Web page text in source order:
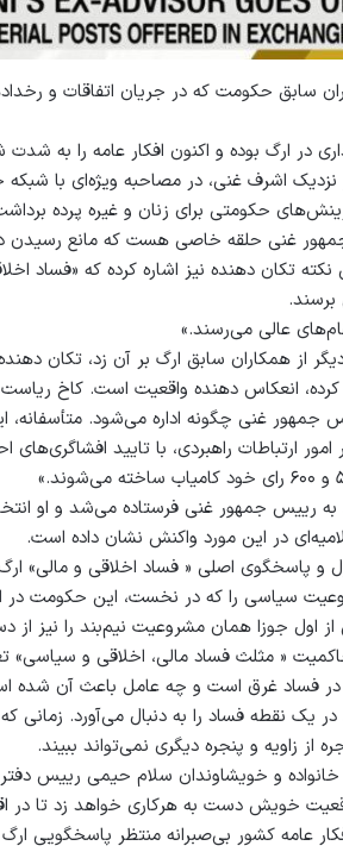
حکومت که در جریان اتفاقات و
در ارگ بوده و اکنون افکار عامه را به
اشرف غنی، در مصاحبه ویژه‌ای با شبکه
حکومتی برای زنان و غیره پرده
غنی حلقه خاصی هست که مانع رسیدن
تکان دهنده نیز اشاره کرده که «فساد
عالی می‌رسند.»
از همکاران سابق ارگ بر آن زد، تکان
انعکاس دهنده واقعیت است. کاخ
غنی چگونه اداره می‌شود. متأسفانه،
ارتباطات راهبردی، با تایید
به رییس جمهور غنی فرستاده می‌شد و او
در این مورد واکنش نشان داده است.
و پاسخگوی اصلی « فساد اخلاقی و مالی»
سیاسی را که در نخست، این حکومت در
اول جوزا همان مشروعیت نیم‌بند را نیز از
« مثلث فساد مالی، اخلاقی و سیاسی»
در فساد غرق است و چه عامل باعث آن شده
یک نقطه فساد را به دنبال می‌آورد. زمانی
از زاویه و پنجره دیگری نمی‌تواند ببیند.
خانواده و خویشاوندان سلام حیمی رییس
خویش دست به هرکاری خواهد زد تا در
عامه کشور بی‌صبرانه منتظر پاسخگویی ارگ